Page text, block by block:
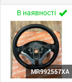
В наявності
MR992557XA